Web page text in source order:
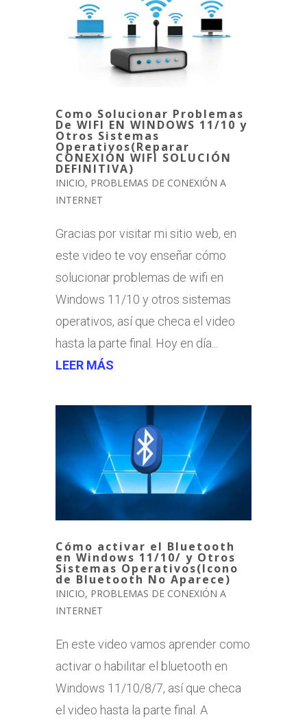
Como Solucionar Problemas
De WIFI EN WINDOWS 11/10 y
Otros Sistemas
Operativos(Reparar
CONEXIÓN WIFI SOLUCIÓN
DEFINITIVA)
INICIO, PROBLEMAS DE CONEXIÓN A
INTERNET
Gracias por visitar mi sitio web, en
este video te voy enseñar cómo
solucionar problemas de wifi en
Windows 11/10 y otros sistemas
operativos, así que checa el video
hasta la parte final. Hoy en día...
LEER MÁS
Cómo activar el Bluetooth
en Windows 11/10/ y Otros
Sistemas Operativos(Icono
de Bluetooth No Aparece)
INICIO, PROBLEMAS DE CONEXIÓN A
INTERNET
En este video vamos aprender como
activar o habilitar el bluetooth en
Windows 11/10/8/7, así que checa
el video hasta la parte final. A